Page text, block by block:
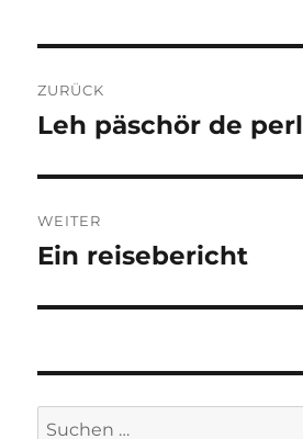
ZURÜCK
Vorheriger
Leh päschör de perl
WEITER
Nächster
Ein reisebericht
Suchen